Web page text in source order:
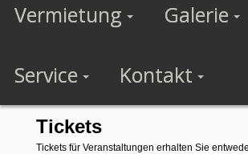
Vermietung Galerie
Service Kontakt
Tickets
Tickets für Veranstaltungen erhalten Sie